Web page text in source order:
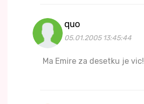
quo
05.01.2005 13:45:44
Ma Emire za desetku je vic!